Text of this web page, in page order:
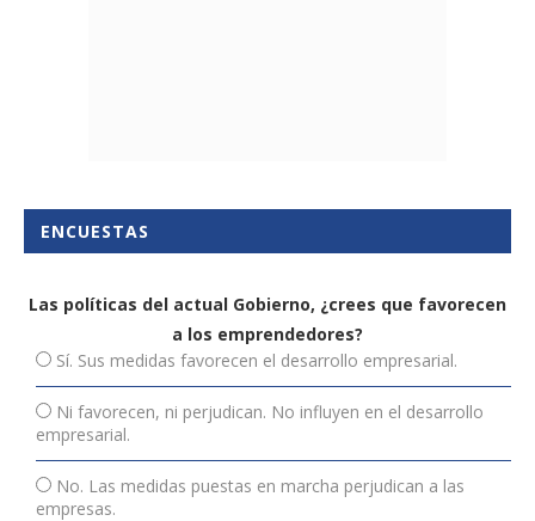
ENCUESTAS
Las políticas del actual Gobierno, ¿crees que favorecen
a los emprendedores?
Sí. Sus medidas favorecen el desarrollo empresarial.
Ni favorecen, ni perjudican. No influyen en el desarrollo
empresarial.
No. Las medidas puestas en marcha perjudican a las
empresas.